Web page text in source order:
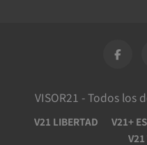
VISOR21 - Todos los
V21 LIBERTAD V21+
V21